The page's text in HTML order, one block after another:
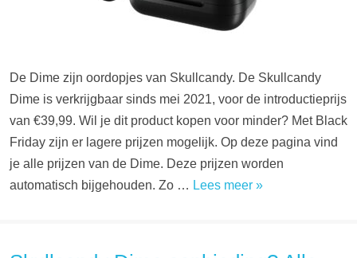
De Dime zijn oordopjes van Skullcandy. De Skullcandy
Dime is verkrijgbaar sinds mei 2021, voor de introductieprijs
van €39,99. Wil je dit product kopen voor minder? Met Black
Friday zijn er lagere prijzen mogelijk. Op deze pagina vind
je alle prijzen van de Dime. Deze prijzen worden
automatisch bijgehouden. Zo … Lees meer »